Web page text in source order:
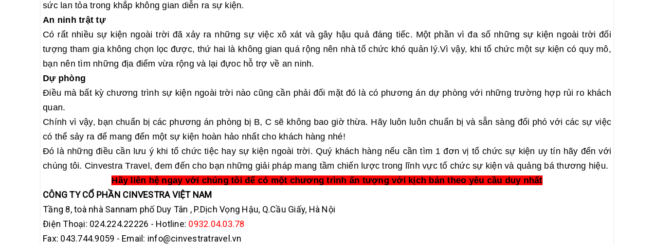
sức lan tỏa trong khắp không gian diễn ra sự kiện.
An ninh trật tự
Có rất nhiều sự kiện ngoài trời đã xảy ra những sự việc xô xát và gây hậu quả đáng tiếc. Một phần vì đa số những sự kiện ngoài trời đối
tượng tham gia không chọn lọc được, thứ hai là không gian quá rộng nên nhà tổ chức khó quản lý.Vì vậy, khi tổ chức một sự kiện có quy mô,
bạn nên tìm những địa điểm vừa rộng và lại đựoc hỗ trợ về an ninh.
Dự phòng
Điều mà bất kỳ chương trình sự kiện ngoài trời nào cũng cần phải đối mặt đó là có phương án dự phòng với những trường hợp rủi ro khách
quan.
Chính vì vậy, bạn chuẩn bị các phương án phòng bị B, C sẽ không bao giờ thừa. Hãy luôn luôn chuẩn bị và sẵn sàng đối phó với các sự việc
có thể sảy ra để mang đến một sự kiện hoàn hảo nhất cho khách hàng nhé!
Đó là những điều cần lưu ý khi tổ chức tiệc hay sự kiện ngoài trời. Quý khách hàng nếu cần tìm 1 đơn vị tổ chức sự kiện uy tín hãy đến với
chúng tôi. Cinvestra Travel, đem đến cho bạn những giải pháp mang tầm chiến lược trong lĩnh vực tổ chức sự kiện và quảng bá thương hiệu.
Hãy liên hệ ngay với chúng tôi để có một chương trình ấn tượng với kịch bản theo yêu cầu duy nhất
CÔNG TY CỔ PHẦN CINVESTRA VIỆT NAM
Tầng 8, toà nhà Sannam phố Duy Tân , P.Dịch Vọng Hậu, Q.Cầu Giấy, Hà Nội
Điện Thoại: 024.224.22226 - Hotline: 0932.04.03.78
Fax: 043.744.9059 - Email: info@cinvestratravel.vn